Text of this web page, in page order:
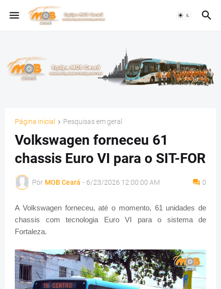
Página inicial Pesquisas em geral
Volkswagen forneceu 61
chassis Euro VI para o SIT-FOR
Por MOB Ceará - 6/23/2026 12:00:00 AM 0
A Volkswagen forneceu, até o momento, 61 unidades de
chassis com tecnologia Euro VI para o sistema de
Fortaleza.